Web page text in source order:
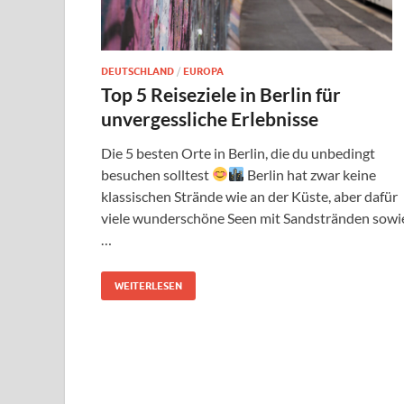
DEUTSCHLAND / EUROPA
Top 5 Reiseziele in Berlin für
unvergessliche Erlebnisse
Die 5 besten Orte in Berlin, die du unbedingt
besuchen solltest
Berlin hat zwar keine
klassischen Strände wie an der Küste, aber dafür
viele wunderschöne Seen mit Sandstränden
WEITERLESEN